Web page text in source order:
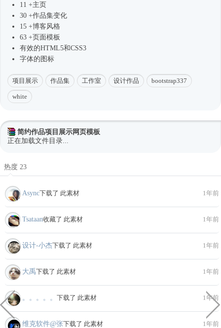
11 +主页
30 +作品集变化
15 +博客风格
63 +页面模板
有效的HTML5和CSS3
字体的图标
项目展示 作品集 工作室 设计作品 bootstrap337
white
简约作品项目展示网页模板
正在加载文件目录...
热度 23
Async下载了 此素材 1年前
Tsataan收藏了 此素材 1年前
设计-小杰下载了 此素材 1年前
大禹下载了 此素材 1年前
。。。。。 下载了 此素材 1年前
维克软件@张下载了 此素材 1年前